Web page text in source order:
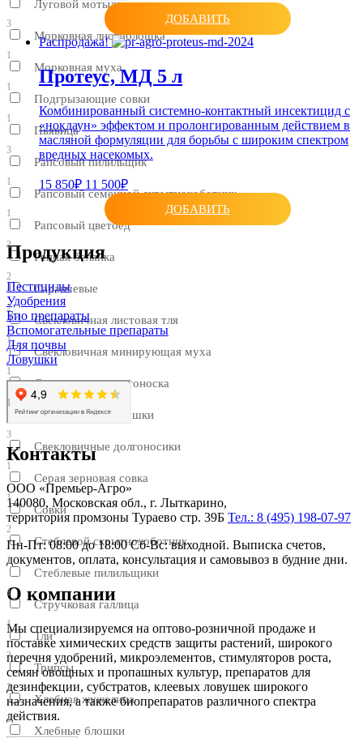
Луговой мотылек
3
Морковная листоблошка
1
Морковная муха
1
Подгрызающие совки
1
Пьявица
3
Рапсовый пилильщик
1
Рапсовый семенной скрытнохоботник
1
Рапсовый цветоед
3
Репная белянка
2
Саранчевые
2
Свекловичная листовая тля
1
Свекловичная минирующая муха
1
Свекловичная щитоноска
1
Свекловичные блошки
3
Свекловичные долгоносики
1
Серая зерновая совка
1
Совки
2
Стеблевой скрытнохоботник
1
Стеблевые пилильщики
1
Стручковая галлица
1
Тли
3
Трипсы
3
Хлебная жужелица
1
Хлебные блошки
ДОБАВИТЬ
Распродажа!
Протеус, МД 5 л
Комбинированный системно-контактный инсектицид с
«нокдаун» эффектом и пролонгированным действием в
масляной формуляции для борьбы с широким спектром
вредных насекомых.
15 850₽ 11 500₽
ДОБАВИТЬ
Продукция
Пестициды
Удобрения
Био препараты
Вспомогательные препараты
Для почвы
Ловушки
Контакты
ООО «Премьер-Агро»
140080, Московская обл., г. Лыткарино,
территория промзоны Тураево стр. 39Б Тел.: 8 (495) 198-07-97
Пн-Пт: 08:00 до 18:00 Сб-Вс: выходной. Выписка счетов,
документов, оплата, консультация и самовывоз в будние дни.
О компании
Мы специализируемся на оптово-розничной продаже и
поставке химических средств защиты растений, широкого
перечня удобрений, микроэлементов, стимуляторов роста,
семян овощных и пропашных культур, препаратов для
дезинфекции, субстратов, клеевых ловушек широкого
назначения, а также биопрепаратов различного спектра
действия.